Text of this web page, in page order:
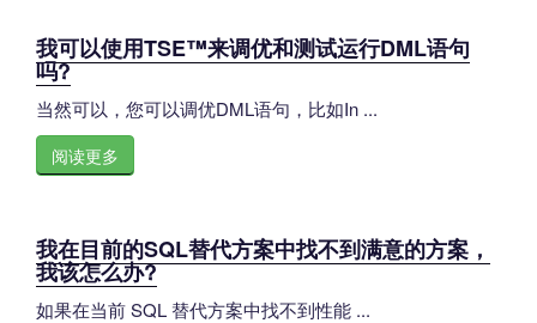
我可以使用TSE™来调优和测试运行DML语句
吗?
当然可以，您可以调优DML语句，比如In ...
阅读更多
我在目前的SQL替代方案中找不到满意的方案，
我该怎么办?
如果在当前 SQL 替代方案中找不到性能 ...